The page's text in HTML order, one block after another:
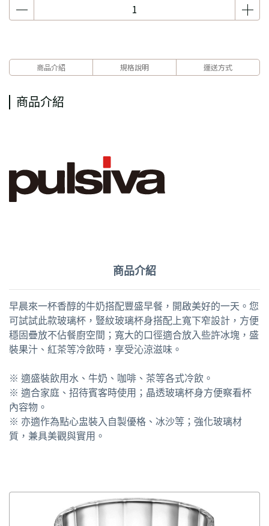
商品介紹 規格說明 運送方式
商品介紹
商品介紹
早晨來一杯香醇的牛奶搭配豐盛早餐，開啟美好的一天。您
可試試此款玻璃杯，豎紋玻璃杯身搭配上寬下窄設計，方便
穩固疊放不佔餐廚空間；寬大的口徑適合放入些許冰塊，盛
裝果汁、紅茶等冷飲時，享受沁涼滋味。
※ 適盛裝飲用水、牛奶、咖啡、茶等各式冷飲。
※ 適合家庭、招待賓客時使用；晶透玻璃杯身方便察看杯
內容物。
※ 亦適作為點心盅裝入自製優格、冰沙等；強化玻璃材
質，兼具美觀與實用。